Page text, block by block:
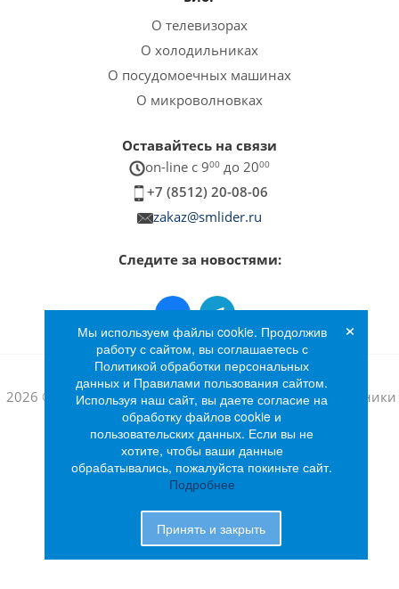
О телевизорах
О холодильниках
О посудомоечных машинах
О микроволновках
Оставайтесь на связи
on-line c 900 до 2000
+7 (8512) 20-08-06
zakaz@smlider.ru
Следите за новостями:
2026 © Интернет-магазин бытовой техники и электроники
«Лидер»
Мы используем файлы cookie. Продолжив
работу с сайтом, вы соглашаетесь с
Политикой обработки персональных
данных и Правилами пользования сайтом.
Используя наш сайт, вы даете согласие на
обработку файлов cookie и
пользовательских данных. Если вы не
хотите, чтобы ваши данные
обрабатывались, пожалуйста покиньте сайт.
Подробнее
Принять и закрыть
×